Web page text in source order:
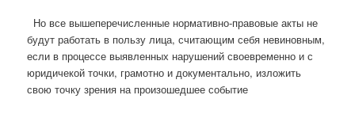
Но все вышеперечисленные нормативно-правовые акты не
будут работать в пользу лица, считающим себя невиновным,
если в процессе выявленных нарушений своевременно и с
юридичекой точки, грамотно и документально, изложить
свою точку зрения на произошедшее событие